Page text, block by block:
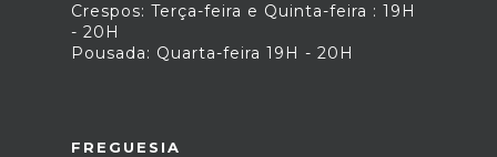
Crespos: Terça-feira e Quinta-feira : 19H
- 20H
Pousada: Quarta-feira 19H - 20H
FREGUESIA